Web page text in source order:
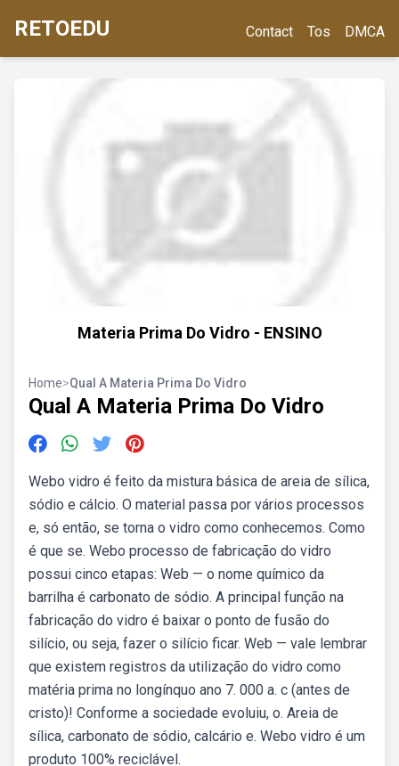
RETOEDU Contact Tos DMCA
Materia Prima Do Vidro - ENSINO
Home>Qual A Materia Prima Do Vidro
Qual A Materia Prima Do Vidro
Webo vidro é feito da mistura básica de areia de sílica,
sódio e cálcio. O material passa por vários processos
e, só então, se torna o vidro como conhecemos. Como
é que se. Webo processo de fabricação do vidro
possui cinco etapas: Web — o nome químico da
barrilha é carbonato de sódio. A principal função na
fabricação do vidro é baixar o ponto de fusão do
silício, ou seja, fazer o silício ficar. Web — vale lembrar
que existem registros da utilização do vidro como
matéria prima no longínquo ano 7. 000 a. c (antes de
cristo)! Conforme a sociedade evoluiu, o. Areia de
sílica, carbonato de sódio, calcário e. Webo vidro é um
produto 100% reciclável.